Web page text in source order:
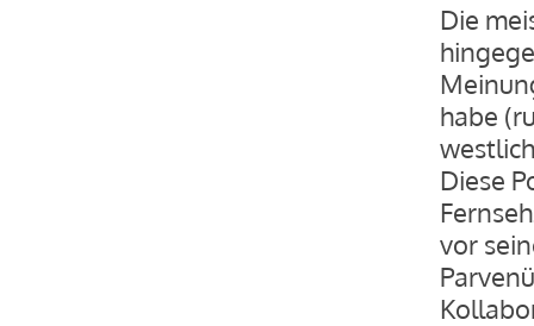
Die
habe
Diese
vor